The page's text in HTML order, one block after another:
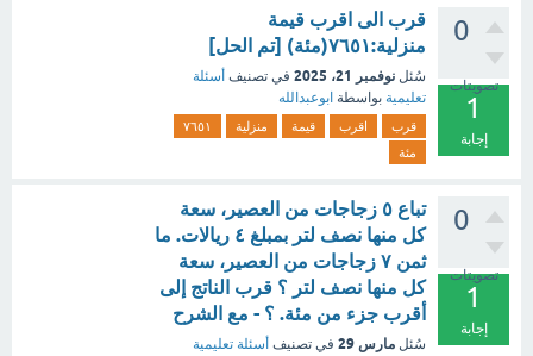
0
تصويتات
1
إجابة
قرب الى اقرب قيمة
منزلية:٧٦٥١(مئة) [تم الحل]
سُئل نوفمبر 21، 2025 في تصنيف أسئلة
تعليمية بواسطة ابوعبدالله
قرب اقرب قيمة منزلية
٧٦٥١
مئة
0
تصويتات
1
إجابة
تباع ٥ زجاجات من العصير، سعة
كل منها نصف لتر بمبلغ ٤ ريالات. ما
ثمن ٧ زجاجات من العصير، سعة
كل منها نصف لتر ؟ قرب الناتج إلى
أقرب جزء من مئة. ؟ - مع الشرح
سُئل مارس 29 في تصنيف أسئلة تعليمية